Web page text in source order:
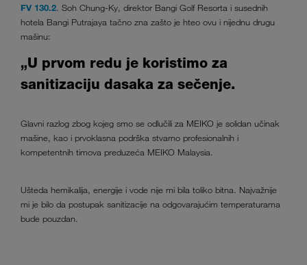
FV 130.2. Soh Chung-Ky, direktor Bangi Golf Resorta i susednih
hotela Bangi Putrajaya tačno zna zašto je hteo ovu i nijednu drugu
mašinu:
„U prvom redu je koristimo za
sanitizaciju dasaka za sečenje.
Glavni razlog zbog kojeg smo se odlučili za MEIKO je solidan učinak
mašine, kao i prvoklasna podrška stvarno profesionalnih i
kompetentnih timova preduzeća MEIKO Malaysia.
Ušteda hemikalija, energije i vode nije mi bila toliko bitna. Najvažnije
mi je bilo da postupak sanitizacije na odgovarajućim temperaturama
bude pouzdan.